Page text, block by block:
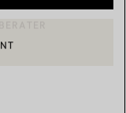
ODER EINEN